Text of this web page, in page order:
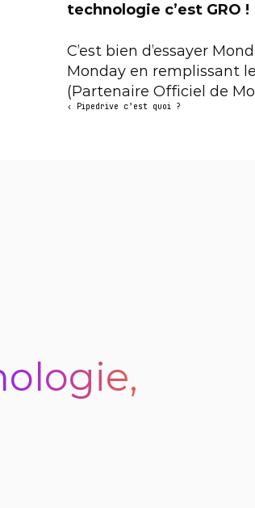
technologie c’est GRO !
C’est bien d’essayer
Monday en remplissant
(Partenaire Officiel de
‹ Pipedrive c’est quoi ?